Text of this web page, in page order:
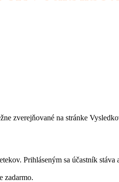
zverejňované na stránke
Prihláseným sa účastník
zadarmo.